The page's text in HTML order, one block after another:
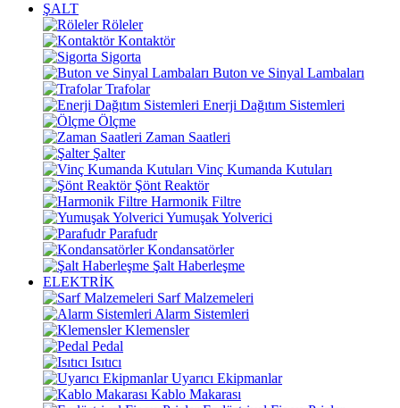
ŞALT
Röleler
Kontaktör
Sigorta
Buton ve Sinyal Lambaları
Trafolar
Enerji Dağıtım Sistemleri
Ölçme
Zaman Saatleri
Şalter
Vinç Kumanda Kutuları
Şönt Reaktör
Harmonik Filtre
Yumuşak Yolverici
Parafudr
Kondansatörler
Şalt Haberleşme
ELEKTRİK
Sarf Malzemeleri
Alarm Sistemleri
Klemensler
Pedal
Isıtıcı
Uyarıcı Ekipmanlar
Kablo Makarası